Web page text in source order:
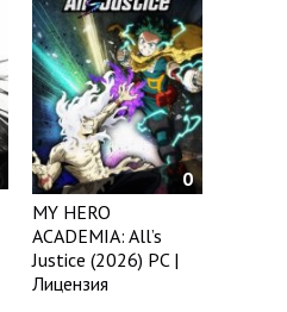
0
MY HERO
ACADEMIA: All’s
Justice (2026) PC |
Лицензия